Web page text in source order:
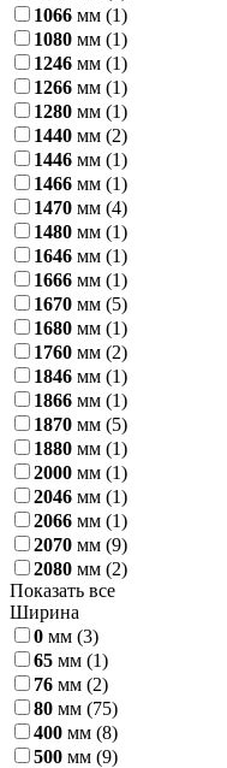
1066 мм (1)
1080 мм (1)
1246 мм (1)
1266 мм (1)
1280 мм (1)
1440 мм (2)
1446 мм (1)
1466 мм (1)
1470 мм (4)
1480 мм (1)
1646 мм (1)
1666 мм (1)
1670 мм (5)
1680 мм (1)
1760 мм (2)
1846 мм (1)
1866 мм (1)
1870 мм (5)
1880 мм (1)
2000 мм (1)
2046 мм (1)
2066 мм (1)
2070 мм (9)
2080 мм (2)
Показать все
Ширина
0 мм (3)
65 мм (1)
76 мм (2)
80 мм (75)
400 мм (8)
500 мм (9)